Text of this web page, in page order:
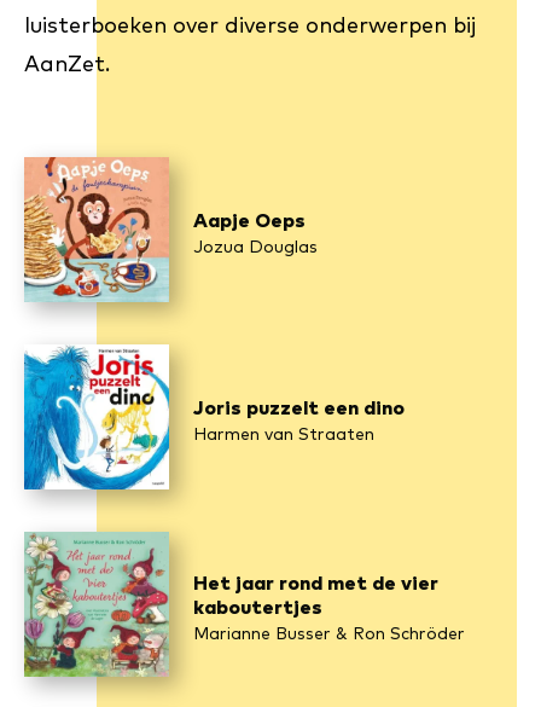
luisterboeken over diverse onderwerpen bij
AanZet.
Aapje Oeps
Jozua Douglas
Joris puzzelt een dino
Harmen van Straaten
Het jaar rond met de vier
kaboutertjes
Marianne Busser & Ron Schröder